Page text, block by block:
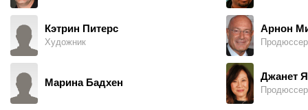
Кэтрин Питерс
Художник
Марина Бадхен
Арнон
Продюссер
Джанет
Продюссер